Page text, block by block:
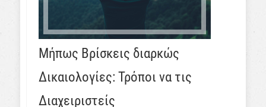
Μήπως Βρίσκεις διαρκώς
Δικαιολογίες: Τρόποι να τις
Διαχειριστείς